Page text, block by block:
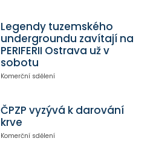
Legendy tuzemského
undergroundu zavítají na
PERIFERII Ostrava už v
sobotu
Komerční sdělení
ČPZP vyzývá k darování
krve
Komerční sdělení